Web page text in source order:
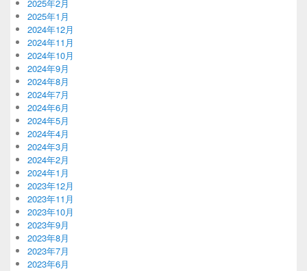
2025年2月
2025年1月
2024年12月
2024年11月
2024年10月
2024年9月
2024年8月
2024年7月
2024年6月
2024年5月
2024年4月
2024年3月
2024年2月
2024年1月
2023年12月
2023年11月
2023年10月
2023年9月
2023年8月
2023年7月
2023年6月